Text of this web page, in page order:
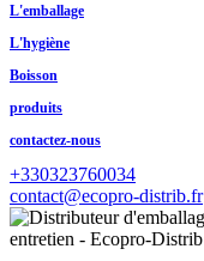
L'emballage
L'hygiène
Boisson
produits
contactez-nous
+330323760034
contact@ecopro-distrib.fr